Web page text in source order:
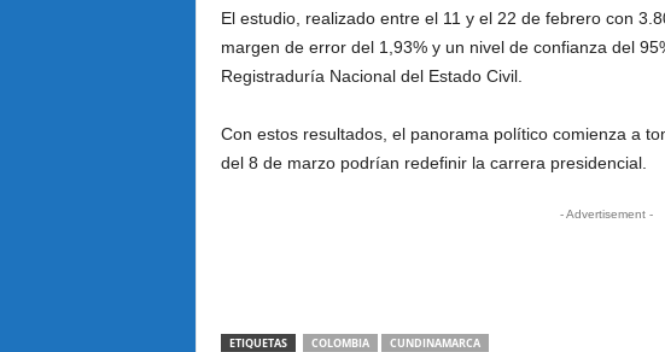
El estudio, realizado entre el 11 y el 22 de febrero con
margen de error del 1,93% y un nivel de confianza del
Registraduría Nacional del Estado Civil.
Con estos resultados, el panorama político comienza a
del 8 de marzo podrían redefinir la carrera presidencial.
- Advertisement -
ETIQUETAS COLOMBIA CUNDINAMARCA